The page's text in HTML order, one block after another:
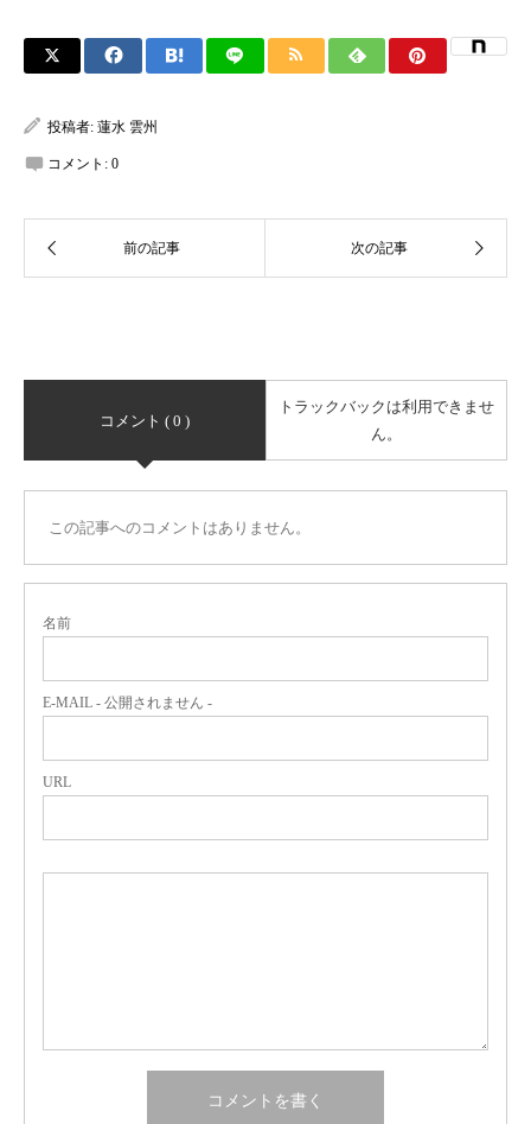
投稿者: 蓮水 雲州
コメント: 0
コメント ( 0 )
トラックバックは利用できませ
ん。
この記事へのコメントはありません。
名前
E-MAIL - 公開されません -
URL